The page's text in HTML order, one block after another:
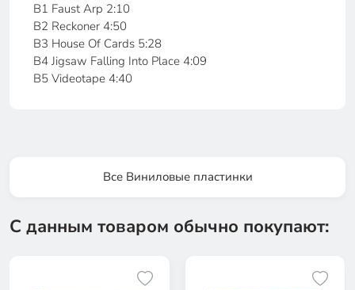
B1 Faust Arp 2:10
B2 Reckoner 4:50
B3 House Of Cards 5:28
B4 Jigsaw Falling Into Place 4:09
B5 Videotape 4:40
Все Виниловые пластинки
С данным товаром обычно покупают: